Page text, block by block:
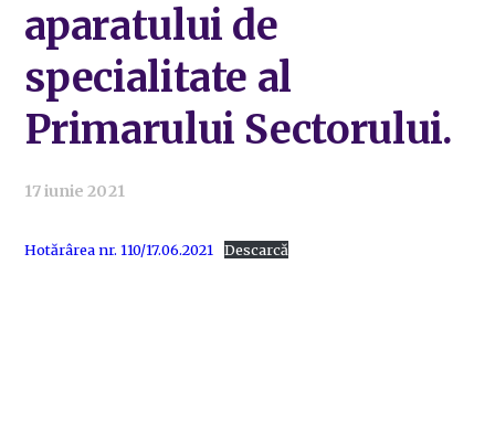
aparatului de
specialitate al
Primarului Sectorului.
17 iunie 2021
Hotărârea nr. 110/17.06.2021 Descarcă